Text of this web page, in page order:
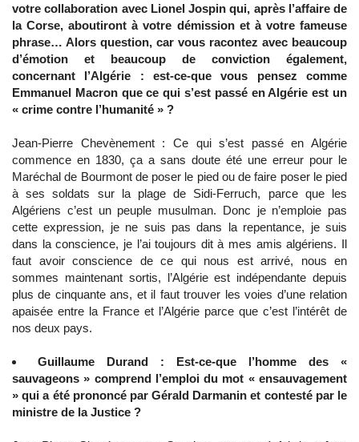
votre collaboration avec Lionel Jospin qui, après l’affaire de
la Corse, aboutiront à votre démission et à votre fameuse
phrase… Alors question, car vous racontez avec beaucoup
d’émotion et beaucoup de conviction également,
concernant l’Algérie : est-ce-que vous pensez comme
Emmanuel Macron que ce qui s’est passé en Algérie est un
« crime contre l’humanité » ?
Jean-Pierre Chevènement : Ce qui s’est passé en Algérie
commence en 1830, ça a sans doute été une erreur pour le
Maréchal de Bourmont de poser le pied ou de faire poser le pied
à ses soldats sur la plage de Sidi-Ferruch, parce que les
Algériens c’est un peuple musulman. Donc je n’emploie pas
cette expression, je ne suis pas dans la repentance, je suis
dans la conscience, je l’ai toujours dit à mes amis algériens. Il
faut avoir conscience de ce qui nous est arrivé, nous en
sommes maintenant sortis, l’Algérie est indépendante depuis
plus de cinquante ans, et il faut trouver les voies d’une relation
apaisée entre la France et l’Algérie parce que c’est l’intérêt de
nos deux pays.
Guillaume Durand : Est-ce-que l’homme des «
sauvageons » comprend l’emploi du mot « ensauvagement
» qui a été prononcé par Gérald Darmanin et contesté par le
ministre de la Justice ?